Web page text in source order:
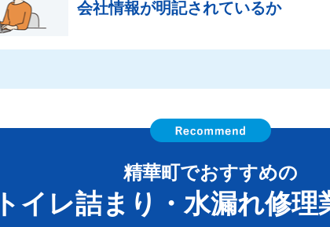
会社情報が明記されているか
精華町でおすすめの
トイレ詰まり・水漏れ修理